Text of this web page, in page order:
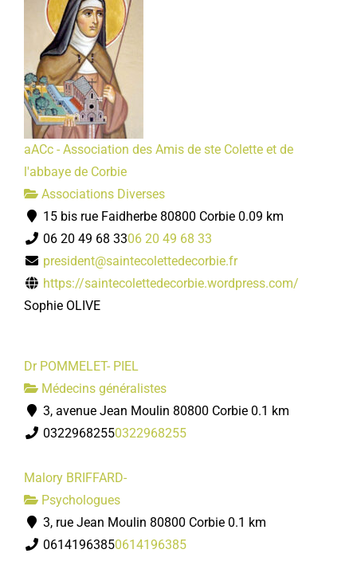
aACc - Association des Amis de ste Colette et de
l'abbaye de Corbie
Associations Diverses
15 bis rue Faidherbe 80800 Corbie 0.09 km
06 20 49 68 3306 20 49 68 33
president@saintecolettedecorbie.fr
https://saintecolettedecorbie.wordpress.com/
Sophie OLIVE
Dr POMMELET- PIEL
Médecins généralistes
3, avenue Jean Moulin 80800 Corbie 0.1 km
03229682550322968255
Malory BRIFFARD-
Psychologues
3, rue Jean Moulin 80800 Corbie 0.1 km
06141963850614196385